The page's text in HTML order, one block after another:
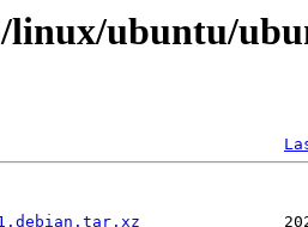
linux/ubuntu/